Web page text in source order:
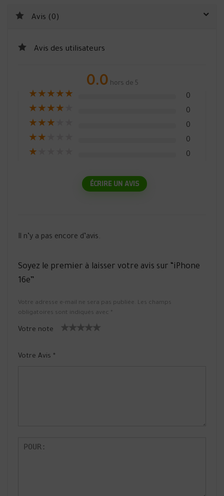
Avis (0)
Avis des utilisateurs
0.0 hors de 5
★ ★ ★ ★ ★ 0
★ ★ ★ ★ 0
★ ★ ★ 0
★ ★ 0
★ 0
ÉCRIRE UN AVIS
Il n’y a pas encore d’avis.
Soyez le premier à laisser votre avis sur “iPhone
16e”
Votre adresse e-mail ne sera pas publiée. Les champs
obligatoires sont indiqués avec *
Votre note
Votre Avis *